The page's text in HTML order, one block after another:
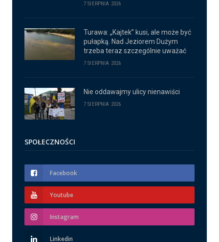
7 SIERPNIA 2026
Turawa: „Kajtek” kusi, ale może być
pułapką. Nad Jeziorem Dużym
trzeba teraz szczególnie uważać
7 SIERPNIA 2026
Nie oddawajmy ulicy nienawiści
7 SIERPNIA 2026
SPOŁECZNOŚCI
Facebook
Youtube
Instagram
Linkedin